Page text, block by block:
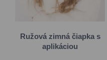
Ružová zimná čiapka s
aplikáciou